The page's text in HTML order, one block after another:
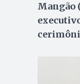
Mangão